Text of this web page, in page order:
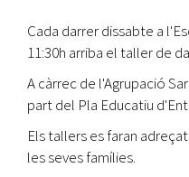
Cada darrer dissabte a
11:30h arriba el taller de
A càrrec de l'Agrupació
part del Pla Educatiu
Els tallers es faran
les seves famílies.